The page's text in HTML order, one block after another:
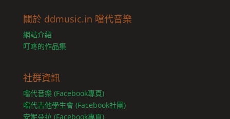
關於 ddmusic.in 噹代音樂
網站介紹
叮咚的作品集
社群資訊
噹代音樂 (Facebook專頁)
噹代吉他學生會 (Facebook社團)
安妮朵拉 (Facebook專頁)